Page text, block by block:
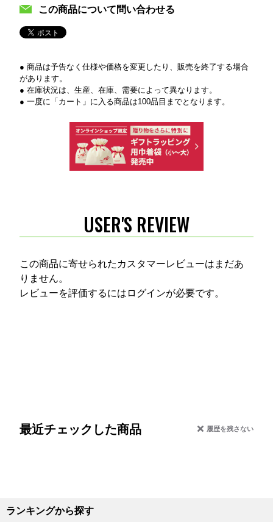
この商品について問い合わせる
● 商品は予告なく仕様や価格を変更したり、販売を終了する場合
があります。
● 在庫状況は、生産、在庫、需要によって異なります。
● 一度に「カート」に入る商品は100品目までとなります。
USER'S REVIEW
この商品に寄せられたカスタマーレビューはまだあ
りません。
レビューを評価するには ログインが必要です。
最近チェックした商品 履歴を残さない
ランキングから探す